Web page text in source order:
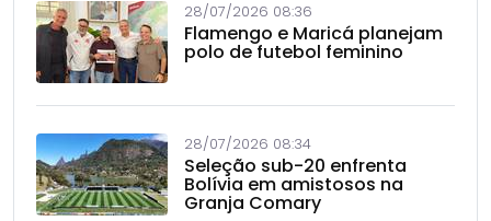
28/07/2026 08:36
Flamengo e Maricá planejam
polo de futebol feminino
28/07/2026 08:34
Seleção sub-20 enfrenta
Bolívia em amistosos na
Granja Comary